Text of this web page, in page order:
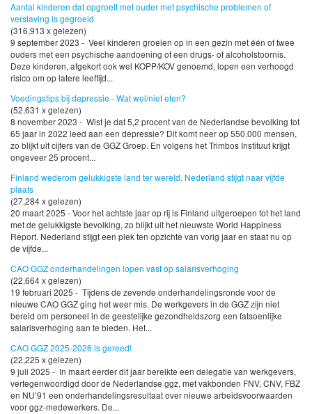
Aantal kinderen dat opgroeit met ouder met psychische problemen of
verslaving is gegroeid
(316,913 x gelezen)
9 september 2023 - Veel kinderen groeien op in een gezin met één of twee
ouders met een psychische aandoening of een drugs- of alcoholstoornis.
Deze kinderen, afgekort ook wel KOPP/KOV genoemd, lopen een verhoogd
risico om op latere leeftijd...
Voedingstips bij depressie - Wat wel/niet eten?
(52,631 x gelezen)
8 november 2023 - Wist je dat 5,2 procent van de Nederlandse bevolking tot
65 jaar in 2022 leed aan een depressie? Dit komt neer op 550.000 mensen,
zo blijkt uit cijfers van de GGZ Groep. En volgens het Trimbos Instituut krijgt
ongeveer 25 procent...
Finland wederom gelukkigste land ter wereld, Nederland stijgt naar vijfde
plaats
(27,284 x gelezen)
20 maart 2025 - Voor het achtste jaar op rij is Finland uitgeroepen tot het land
met de gelukkigste bevolking, zo blijkt uit het nieuwste World Happiness
Report. Nederland stijgt een plek ten opzichte van vorig jaar en staat nu op
de vijfde...
CAO GGZ onderhandelingen lopen vast op salarisverhoging
(22,664 x gelezen)
19 februari 2025 - Tijdens de zevende onderhandelingsronde voor de
nieuwe CAO GGZ ging het weer mis. De werkgevers in de GGZ zijn niet
bereid om personeel in de geestelijke gezondheidszorg een fatsoenlijke
salarisverhoging aan te bieden. Het...
CAO GGZ 2025-2026 is gereed!
(22,225 x gelezen)
9 juli 2025 - In maart eerder dit jaar bereikte een delegatie van werkgevers,
vertegenwoordigd door de Nederlandse ggz, met vakbonden FNV, CNV, FBZ
en NU’91 een onderhandelingsresultaat over nieuwe arbeidsvoorwaarden
voor ggz-medewerkers. De...